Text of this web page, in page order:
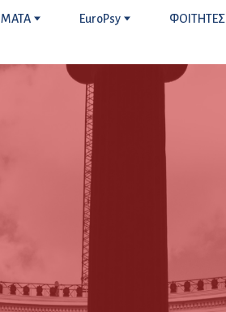
EuroPsy ΦΟΙΤΗΤΕΣ